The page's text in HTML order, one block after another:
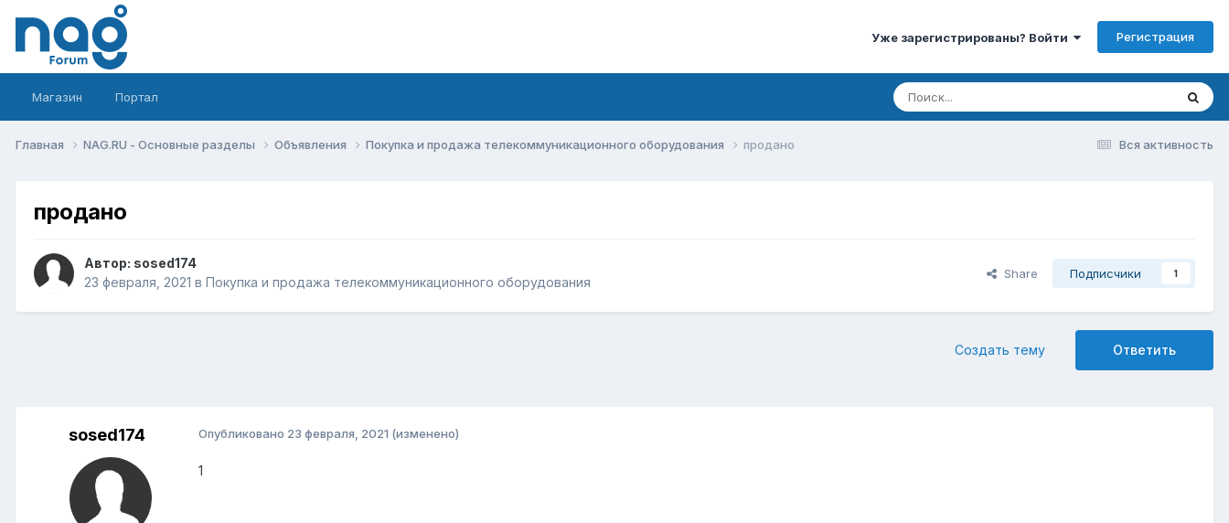
Уже зарегистрированы? Войти Регистрация
Магазин Портал
Вся активность
Главная NAG.RU - Основные разделы Объявления Покупка и продажа телекоммуникационного оборудования продано
продано
Автор: sosed174
23 февраля, 2021 в Покупка и продажа телекоммуникационного оборудования
Share Подписчики 1
Ответить
Создать тему
sosed174 Опубликовано 23 февраля, 2021 (изменено)
1